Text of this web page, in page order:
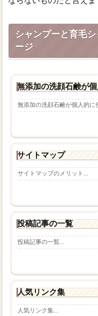
シャンプーと育毛
ージ
無添加の洗顔石鹸が
無添加の洗顔石鹸が個人的に
サイトマップ
サイトマップのメリット...
投稿記事の一覧
投稿記事の一覧...
人気リンク集
人気リンク集...